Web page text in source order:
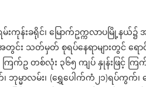
ကုန်းခရိုင်၊ မြောက်ဥက္ကလာပမြို့နယ်၌ အ
း သတ်မှတ် စုရပ်နေရာများတွင် ရောင်
ကြက်ဥ တစ်လုံး ၃၆၅ ကျပ် နှုန်းဖြင့်
၊ ဘုမ္မာလမ်း၊ (ရွှေပေါက်ကံ၂၁)ရပ်ကွ